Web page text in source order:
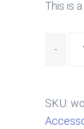
This is
SKU: